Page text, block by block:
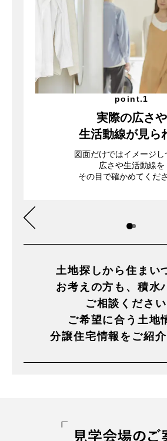
point.1
実際の広さや
生活動線が見ら
図面だけではイメージし
広さや生活動線を
その目で確かめてくださ
土地探しから住まい
お考えの方も、積水
ご相談ください
ご希望に合う土地
分譲住宅情報をご紹介